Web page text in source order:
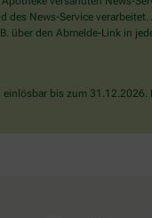
Dann
wählen
LKW.
des News-Service
über den Abmelde-Link in
bis zum